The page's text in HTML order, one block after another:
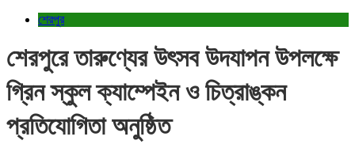
শেরপুর
শেরপুরে তারুণ্যের উৎসব উদযাপন উপলক্ষে
গ্রিন স্কুল ক্যাম্পেইন ও চিত্রাঙ্কন
প্রতিযোগিতা অনুষ্ঠিত